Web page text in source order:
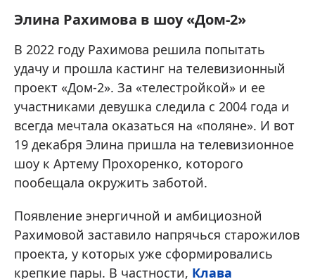
Элина Рахимова в шоу «Дом-2»
В 2022 году Рахимова решила попытать
удачу и прошла кастинг на телевизионный
проект «Дом-2». За «телестройкой» и ее
участниками девушка следила с 2004 года и
всегда мечтала оказаться на «поляне». И вот
19 декабря Элина пришла на телевизионное
шоу к Артему Прохоренко, которого
пообещала окружить заботой.
Появление энергичной и амбициозной
Рахимовой заставило напрячься старожилов
проекта, у которых уже сформировались
крепкие пары. В частности, Клава